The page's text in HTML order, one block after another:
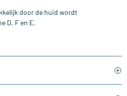
door de huid wordt
D, F en E.